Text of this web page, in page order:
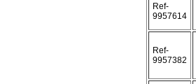
Ref-
9957614
Ref-
9957382